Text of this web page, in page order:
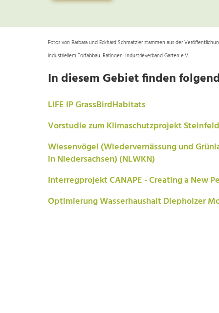
Fotos von Barbara und Eckhard Schmatzler stammen aus der
industriellem Torfabbau. Ratingen: Industrieverband Garten e.V.
In diesem Gebiet finden
LIFE IP GrassBirdHabitats
Vorstudie zum Klimaschutzprojekt
Wiesenvögel (Wiedervernässung und
in Niedersachsen) (NLWKN)
Interregprojekt CANAPE - Creating a New
Optimierung Wasserhaushalt Diepholzer